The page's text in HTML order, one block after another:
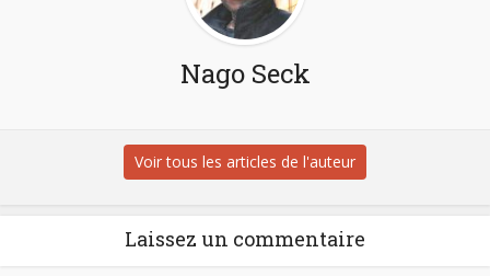
Nago Seck
Voir tous les articles de l'auteur
Laissez un commentaire